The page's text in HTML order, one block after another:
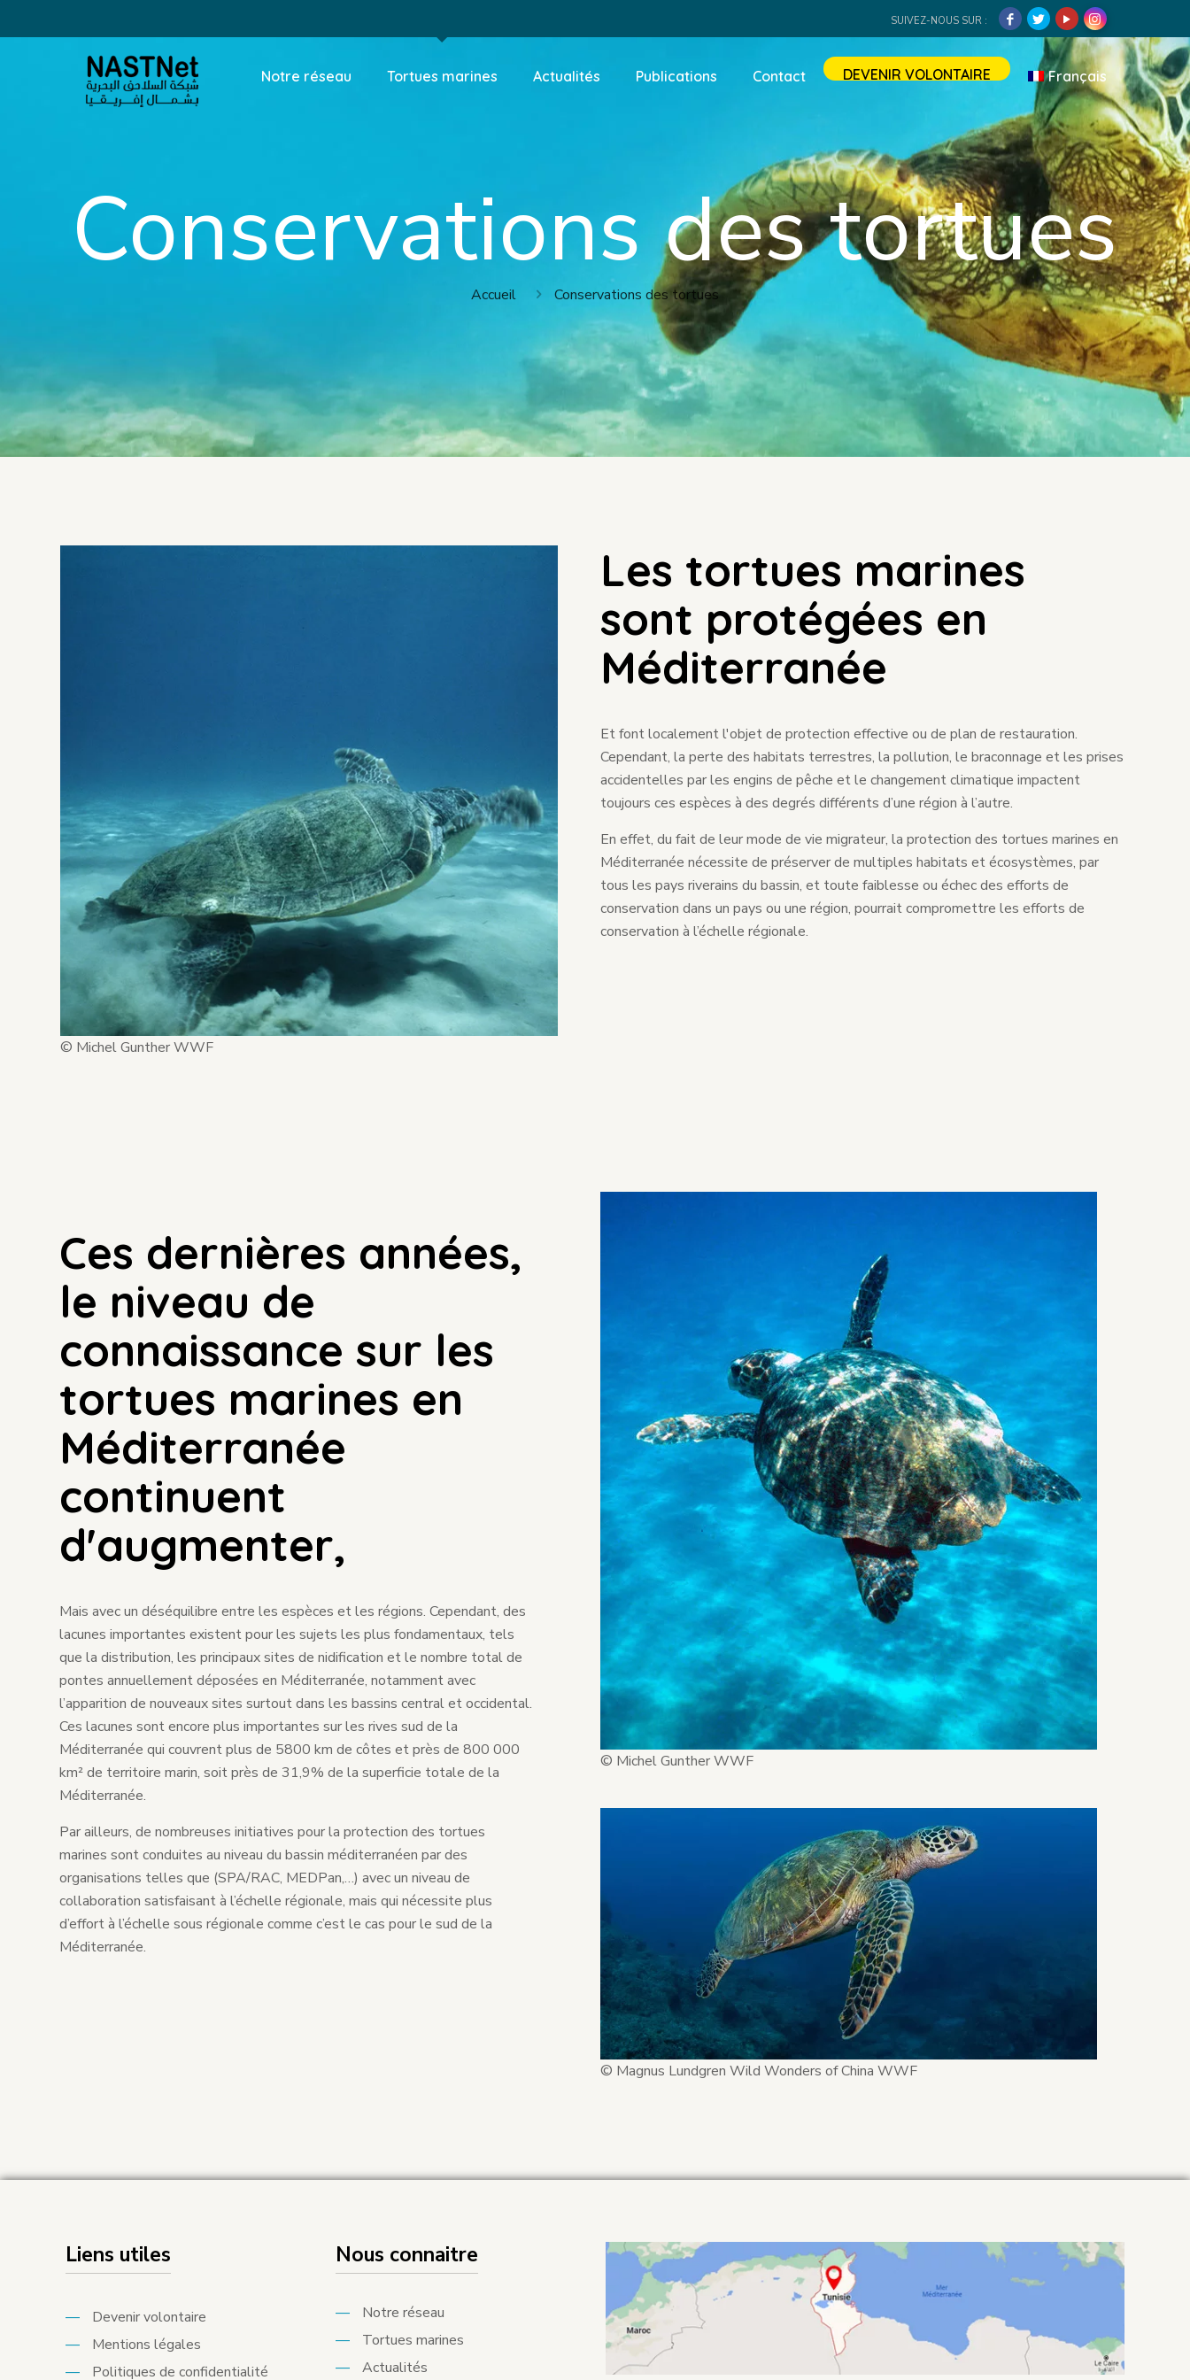
SUIVEZ-NOUS SUR :
Notre réseau Tortues marines Actualités Publications Contact DEVENIR VOLONTAIRE Français
Conservations des tortues
Accueil Conservations des tortues
© Michel Gunther WWF
Les tortues marines
sont protégées en
Méditerranée
Et font localement l'objet de protection effective ou de plan de restauration.
Cependant, la perte des habitats terrestres, la pollution, le braconnage et les prises
accidentelles par les engins de pêche et le changement climatique impactent
toujours ces espèces à des degrés différents d’une région à l’autre.
En effet, du fait de leur mode de vie migrateur, la protection des tortues marines en
Méditerranée nécessite de préserver de multiples habitats et écosystèmes, par
tous les pays riverains du bassin, et toute faiblesse ou échec des efforts de
conservation dans un pays ou une région, pourrait compromettre les efforts de
conservation à l’échelle régionale.
Ces dernières années,
le niveau de
connaissance sur les
tortues marines en
Méditerranée
continuent
d'augmenter,
Mais avec un déséquilibre entre les espèces et les régions. Cependant, des
lacunes importantes existent pour les sujets les plus fondamentaux, tels
que la distribution, les principaux sites de nidification et le nombre total de
pontes annuellement déposées en Méditerranée, notamment avec
l’apparition de nouveaux sites surtout dans les bassins central et occidental.
Ces lacunes sont encore plus importantes sur les rives sud de la
Méditerranée qui couvrent plus de 5800 km de côtes et près de 800 000
km² de territoire marin, soit près de 31,9% de la superficie totale de la
Méditerranée.
Par ailleurs, de nombreuses initiatives pour la protection des tortues
marines sont conduites au niveau du bassin méditerranéen par des
organisations telles que (SPA/RAC, MEDPan,…) avec un niveau de
collaboration satisfaisant à l’échelle régionale, mais qui nécessite plus
d’effort à l’échelle sous régionale comme c’est le cas pour le sud de la
Méditerranée.
© Michel Gunther WWF
© Magnus Lundgren Wild Wonders of China WWF
Liens utiles
—
Devenir volontaire
—
Mentions légales
—
Politiques de confidentialité
Nous connaitre
—
Notre réseau
—
Tortues marines
—
Actualités